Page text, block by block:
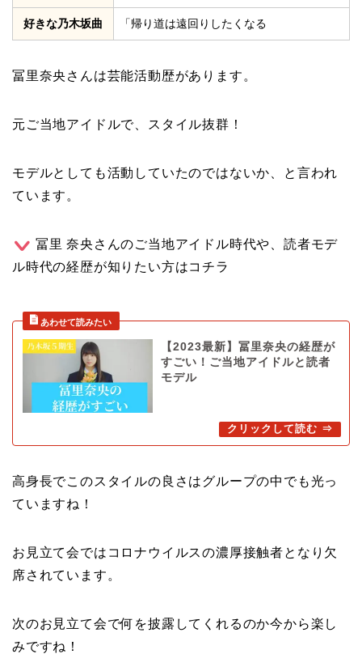
好きな乃木坂曲 「帰り道は遠回りしたくなる
冨里奈央さんは芸能活動歴があります。
元ご当地アイドルで、スタイル抜群！
モデルとしても活動していたのではないか、と言われ
ています。
冨里 奈央さんのご当地アイドル時代や、読者モデ
ル時代の経歴が知りたい方はコチラ
【2023最新】冨里奈央の経歴が
すごい！ご当地アイドルと読者
モデル
高身長でこのスタイルの良さはグループの中でも光っ
ていますね！
お見立て会ではコロナウイルスの濃厚接触者となり欠
席されています。
次のお見立て会で何を披露してくれるのか今から楽し
みですね！